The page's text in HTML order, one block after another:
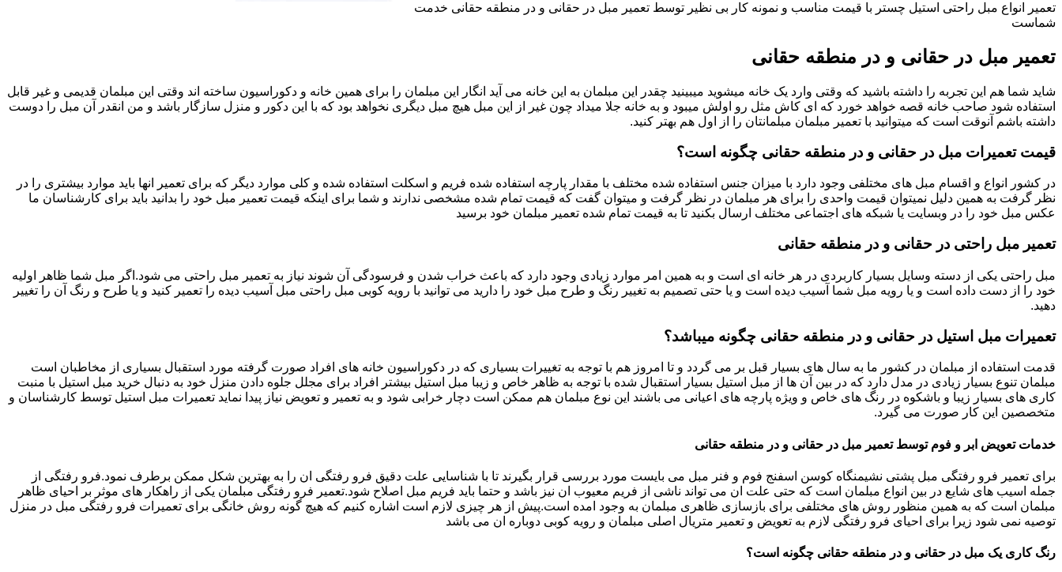
تعمیر انواع مبل راحتی استیل چستر با قیمت مناسب و نمونه کار بی نظیر توسط تعمیر مبل در حقانی و در منطقه حقانی خدمت
شماست
تعمیر مبل در حقانی و در منطقه حقانی
شاید شما هم این تجربه را داشته باشید که وقتی وارد یک خانه میشوید میبینید چقدر این مبلمان به این خانه می آید انگار این مبلمان را برای همین خانه و دکوراسیون ساخته اند وقتی این مبلمان قدیمی و غیر قابل
استفاده شود صاحب خانه قصه خواهد خورد که ای کاش مثل رو اولش میبود و به خانه جلا میداد چون غیر از این مبل هیچ مبل دیگری نخواهد بود که با این دکور و منزل سازگار باشد و من انقدر آن مبل را دوست
داشته باشم آنوقت است که میتوانید با تعمیر مبلمان مبلمانتان را از اول هم بهتر کنید.
قیمت تعمیرات مبل در حقانی و در منطقه حقانی چگونه است؟
در کشور انواع و اقسام مبل های مختلفی وجود دارد با میزان جنس استفاده شده مختلف با مقدار پارچه استفاده شده فریم و اسکلت استفاده شده و کلی موارد دیگر که برای تعمیر انها باید موارد بیشتری را در
نظر گرفت به همین دلیل نمیتوان قیمت واحدی را برای هر مبلمان در نظر گرفت و میتوان گفت که قیمت تمام شده مشخصی ندارند و شما برای اینکه قیمت تعمیر مبل خود را بدانید باید برای کارشناسان ما
عکس مبل خود را در وبسایت یا شبکه های اجتماعی مختلف ارسال بکنید تا به قیمت تمام شده تعمیر مبلمان خود برسید
تعمیر مبل راحتی در حقانی و در منطقه حقانی
مبل راحتی یکی از دسته وسایل بسیار کاربردی در هر خانه ای است و به همین امر موارد زیادی وجود دارد که باعث خراب شدن و فرسودگی آن شوند نیاز به تعمیر مبل راحتی می شود.اگر مبل شما ظاهر اولیه
خود را از دست داده است و یا رویه مبل شما آسیب دیده است و یا حتی تصمیم به تغییر رنگ و طرح مبل خود را دارید می توانید با رویه کوبی مبل راحتی مبل آسیب دیده را تعمیر کنید و یا طرح و رنگ آن را تغییر
دهید.
تعمیرات مبل استیل در حقانی و در منطقه حقانی چگونه میباشد؟
قدمت استفاده از مبلمان در کشور ما به سال های بسیار قبل بر می گردد و تا امروز هم با توجه به تغییرات بسیاری که در دکوراسیون خانه های افراد صورت گرفته مورد استقبال بسیاری از مخاطبان است
مبلمان تنوع بسیار زیادی در مدل دارد که در بین آن ها از مبل استیل بسیار استقبال شده با توجه به ظاهر خاص و زیبا مبل استیل بیشتر افراد برای مجلل جلوه دادن منزل خود به دنبال خرید مبل استیل با منبت
کاری های بسیار زیبا و باشکوه در رنگ های خاص و ویژه پارچه های اعیانی می باشند این نوع مبلمان هم ممکن است دچار خرابی شود و به تعمیر و تعویض نیاز پیدا نماید تعمیرات مبل استیل توسط کارشناسان و
متخصصین این کار صورت می گیرد.
خدمات تعویض ابر و فوم توسط تعمیر مبل در حقانی و در منطقه حقانی
برای تعمیر فرو رفتگی مبل پشتی نشیمنگاه کوسن اسفنج فوم و فنر مبل می بایست مورد بررسی قرار بگیرند تا با شناسایی علت دقیق فرو رفتگی ان را به بهترین شکل ممکن برطرف نمود.فرو رفتگی از
جمله اسیب های شایع در بین انواع مبلمان است که حتی علت ان می تواند ناشی از فریم معیوب ان نیز باشد و حتما باید فریم مبل اصلاح شود.تعمیر فرو رفتگی مبلمان یکی از راهکار های موثر بر احیای ظاهر
مبلمان است که به همین منظور روش های مختلفی برای بازسازی ظاهری مبلمان به وجود امده است.پیش از هر چیزی لازم است اشاره کنیم که هیچ گونه روش خانگی برای تعمیرات فرو رفتگی مبل در منزل
توصیه نمی شود زیرا برای احیای فرو رفتگی لازم به تعویض و تعمیر متریال اصلی مبلمان و رویه کوبی دوباره ان می باشد
رنگ کاری یک مبل در حقانی و در منطقه حقانی چگونه است؟